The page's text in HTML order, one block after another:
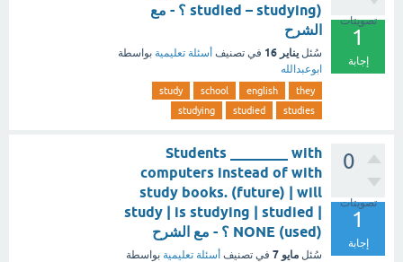
تصويتات
1
إجابة
studied – studying) ؟ - مع
الشرح
سُئل يناير 16 في تصنيف أسئلة تعليمية بواسطة
ابوعبدالله
they
english
school
study
studies
studied
studying
0
تصويتات
1
إجابة
Students ________ with
computers instead of with
study books. (future) | will
study | is studying | studied |
NONE (used) ؟ - مع الشرح
سُئل مايو 7 في تصنيف أسئلة تعليمية بواسطة